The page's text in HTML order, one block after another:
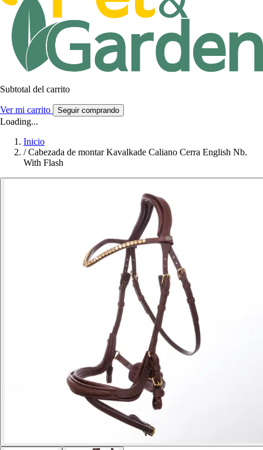
Subtotal del carrito
Ver mi carrito Seguir comprando
Loading...
Inicio
/ Cabezada de montar Kavalkade Caliano Cerra English Nb.
With Flash